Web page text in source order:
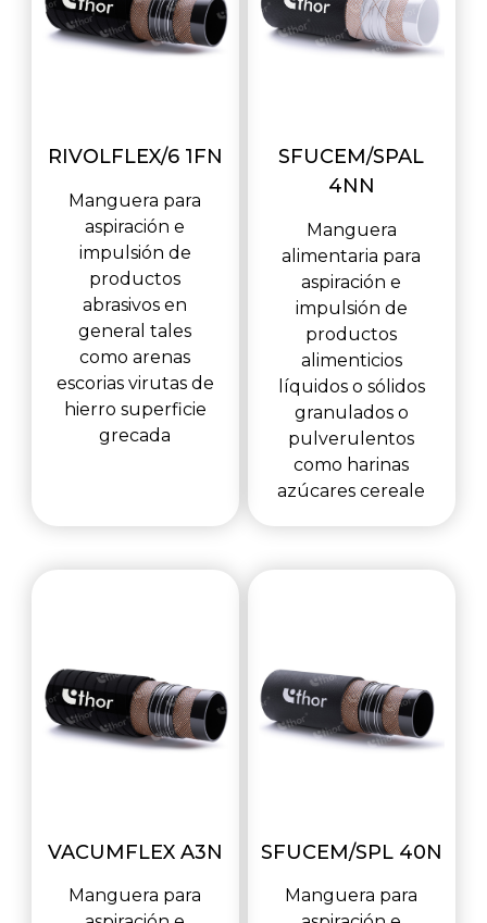
RIVOLFLEX/6 1FN
Manguera para
aspiración e
impulsión de
productos
abrasivos en
general tales
como arenas
escorias virutas de
hierro superficie
grecada
SFUCEM/SPAL
4NN
Manguera
alimentaria para
aspiración e
impulsión de
productos
alimenticios
líquidos o sólidos
granulados o
pulverulentos
como harinas
azúcares cereale
VACUMFLEX A3N
Manguera para
SFUCEM/SPL 40N
Manguera para